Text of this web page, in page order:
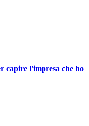
capire l'impresa che ho